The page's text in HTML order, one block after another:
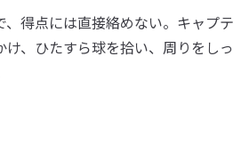
得点には直接絡めない。キャプテ
け、ひたすら球を拾い、周りをしっ